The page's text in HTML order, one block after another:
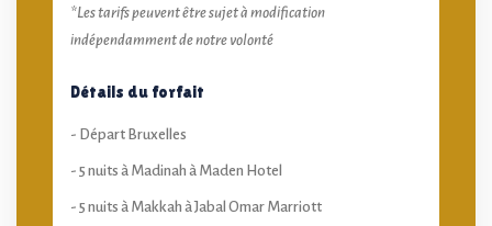
*Les tarifs peuvent être sujet à modification
indépendamment de notre volonté
Détails du forfait
- Départ Bruxelles
- 5 nuits à Madinah à Maden Hotel
- 5 nuits à Makkah à Jabal Omar Marriott